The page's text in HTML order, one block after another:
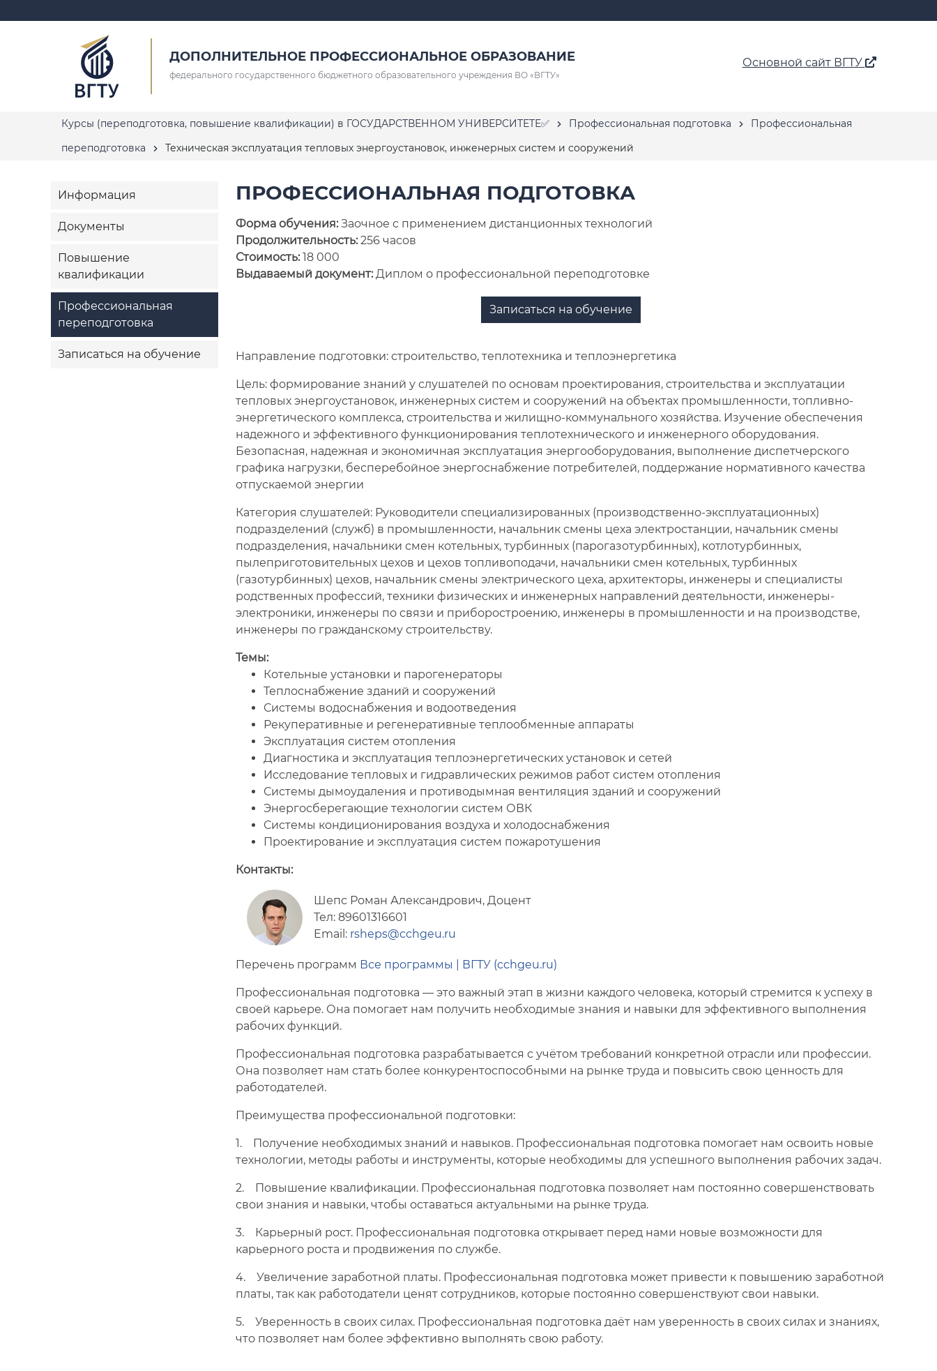
ДОПОЛНИТЕЛЬНОЕ ПРОФЕССИОНАЛЬНОЕ ОБРАЗОВАНИЕ
федерального государственного бюджетного образовательного учреждения ВО «ВГТУ»
Основной сайт ВГТУ
Курсы (переподготовка, повышение квалификации) в ГОСУДАРСТВЕННОМ УНИВЕРСИТЕТЕ✅ Профессиональная подготовка
Профессиональная
переподготовка
Техническая эксплуатация тепловых энергоустановок, инженерных систем и сооружений
Информация
Документы
Повышение
квалификации
Профессиональная
переподготовка
Записаться на обучение
ПРОФЕССИОНАЛЬНАЯ ПОДГОТОВКА
Форма обучения:Заочное с применением дистанционных технологий
Продолжительность:256 часов
Стоимость:18 000
Выдаваемый документ:Диплом о профессиональной переподготовке
Записаться на обучение
Направление подготовки: строительство, теплотехника и теплоэнергетика
Цель: формирование знаний у слушателей по основам проектирования, строительства и эксплуатации
тепловых энергоустановок, инженерных систем и сооружений на объектах промышленности, топливно-
энергетического комплекса, строительства и жилищно-коммунального хозяйства. Изучение обеспечения
надежного и эффективного функционирования теплотехнического и инженерного оборудования.
Безопасная, надежная и экономичная эксплуатация энергооборудования, выполнение диспетчерского
графика нагрузки, бесперебойное энергоснабжение потребителей, поддержание нормативного качества
отпускаемой энергии
Категория слушателей: Руководители специализированных (производственно-эксплуатационных)
подразделений (служб) в промышленности, начальник смены цеха электростанции, начальник смены
подразделения, начальники смен котельных, турбинных (парогазотурбинных), котлотурбинных,
пылеприготовительных цехов и цехов топливоподачи, начальники смен котельных, турбинных
(газотурбинных) цехов, начальник смены электрического цеха, архитекторы, инженеры и специалисты
родственных профессий, техники физических и инженерных направлений деятельности, инженеры-
электроники, инженеры по связи и приборостроению, инженеры в промышленности и на производстве,
инженеры по гражданскому строительству.
Темы:
Котельные установки и парогенераторы
Теплоснабжение зданий и сооружений
Системы водоснабжения и водоотведения
Рекуперативные и регенеративные теплообменные аппараты
Эксплуатация систем отопления
Диагностика и эксплуатация теплоэнергетических установок и сетей
Исследование тепловых и гидравлических режимов работ систем отопления
Системы дымоудаления и противодымная вентиляция зданий и сооружений
Энергосберегающие технологии систем ОВК
Системы кондиционирования воздуха и холодоснабжения
Проектирование и эксплуатация систем пожаротушения
Контакты:
Шепс Роман Александрович, Доцент
Тел: 89601316601
Email: rsheps@cchgeu.ru
Перечень программ Все программы | ВГТУ (cchgeu.ru)
Профессиональная подготовка — это важный этап в жизни каждого человека, который стремится к успеху в
своей карьере. Она помогает нам получить необходимые знания и навыки для эффективного выполнения
рабочих функций.
Профессиональная подготовка разрабатывается с учётом требований конкретной отрасли или профессии.
Она позволяет нам стать более конкурентоспособными на рынке труда и повысить свою ценность для
работодателей.
Преимущества профессиональной подготовки:
1. Получение необходимых знаний и навыков. Профессиональная подготовка помогает нам освоить новые
технологии, методы работы и инструменты, которые необходимы для успешного выполнения рабочих задач.
2. Повышение квалификации. Профессиональная подготовка позволяет нам постоянно совершенствовать
свои знания и навыки, чтобы оставаться актуальными на рынке труда.
3. Карьерный рост. Профессиональная подготовка открывает перед нами новые возможности для
карьерного роста и продвижения по службе.
4. Увеличение заработной платы. Профессиональная подготовка может привести к повышению заработной
платы, так как работодатели ценят сотрудников, которые постоянно совершенствуют свои навыки.
5. Уверенность в своих силах. Профессиональная подготовка даёт нам уверенность в своих силах и знаниях,
что позволяет нам более эффективно выполнять свою работу.